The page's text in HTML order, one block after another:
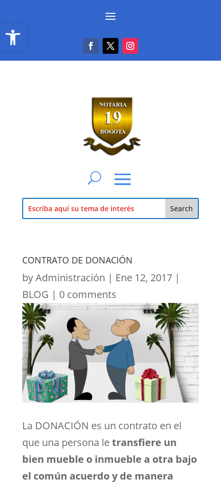
Abrir barra de herramientas
CONTRATO DE DONACIÓN
byAdministración | Ene 12, 2017|
BLOG | 0 comments
La DONACIÓN es un contrato en el
que una persona letransfiere un
bien mueble o inmueble a otra bajo
el común acuerdo y de manera